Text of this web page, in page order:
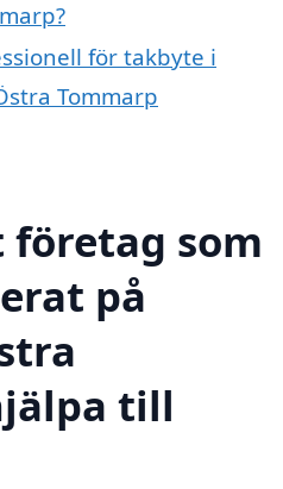
för takbyte i
Tommarp
företag som
på
till